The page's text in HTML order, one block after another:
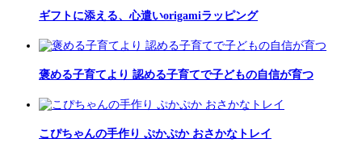
ギフトに添える、心遣いorigamiラッピング
褒める子育てより 認める子育てで子どもの自信が育つ
こぴちゃんの手作り ぷかぷか おさかなトレイ